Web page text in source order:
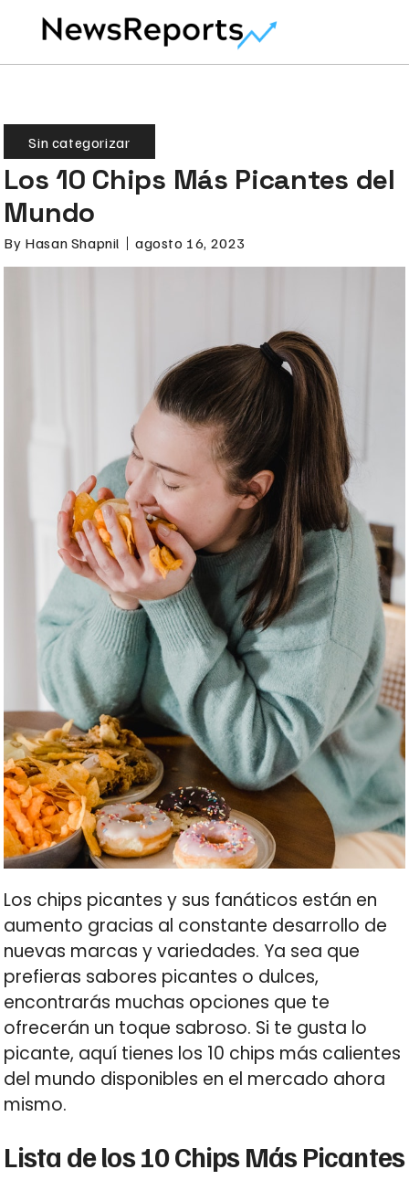
Sin categorizar
Los 10 Chips Más Picantes del
Mundo
By Hasan Shapnil agosto 16, 2023
Los chips picantes y sus fanáticos están en
aumento gracias al constante desarrollo de
nuevas marcas y variedades. Ya sea que
prefieras sabores picantes o dulces,
encontrarás muchas opciones que te
ofrecerán un toque sabroso. Si te gusta lo
picante, aquí tienes los 10 chips más calientes
del mundo disponibles en el mercado ahora
mismo.
Lista de los 10 Chips Más Picantes